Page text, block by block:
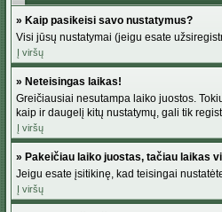
» Kaip pasikeisi savo nustatymus?
Visi jūsų nustatymai (jeigu esate
Į viršų
» Neteisingas laikas!
Greičiausiai nesutampa laiko juostos.
kaip ir daugelį kitų nustatymų, gali tik
Į viršų
» Pakeičiau laiko juostas, tačiau laikas
Jeigu esate įsitikinę, kad teisingai
Į viršų